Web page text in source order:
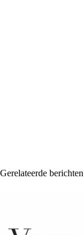
Gerelateerde berichten